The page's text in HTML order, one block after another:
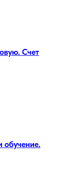
Счет
обучение.